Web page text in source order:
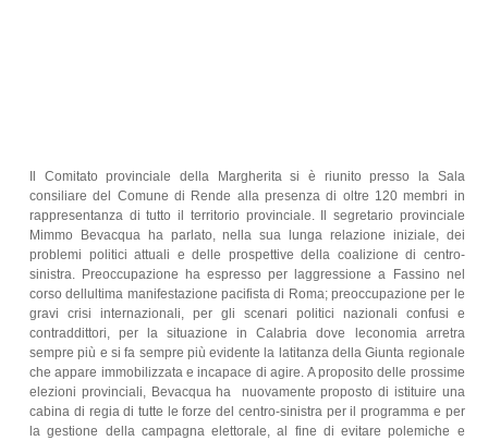
Il Comitato provinciale della Margherita si è riunito presso la Sala
consiliare del Comune di Rende alla presenza di oltre 120 membri in
rappresentanza di tutto il territorio provinciale. Il segretario provinciale
Mimmo Bevacqua ha parlato, nella sua lunga relazione iniziale, dei
problemi politici attuali e delle prospettive della coalizione di centro-
sinistra. Preoccupazione ha espresso per laggressione a Fassino nel
corso dellultima manifestazione pacifista di Roma; preoccupazione per le
gravi crisi internazionali, per gli scenari politici nazionali confusi e
contraddittori, per la situazione in Calabria dove leconomia arretra
sempre più e si fa sempre più evidente la latitanza della Giunta regionale
che appare immobilizzata e incapace di agire. A proposito delle prossime
elezioni provinciali, Bevacqua ha
nuovamente proposto di istituire una
cabina di regia di tutte le forze del centro-sinistra per il programma e per
la gestione della campagna elettorale, al fine di evitare polemiche e